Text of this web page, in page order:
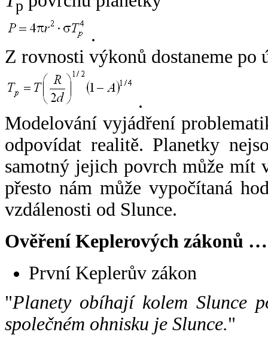
p
.
Z rovnosti výkonů dostaneme po
.
Modelování vyjádření
odpovídat realitě. Planetky
samotný jejich povrch může mít
přesto nám může vypočítaná
vzdálenosti od Slunce.
Ověření Keplerových zákonů …
První Keplerův zákon
"Planety obíhají kolem Slunce
společném ohnisku je Slunce."